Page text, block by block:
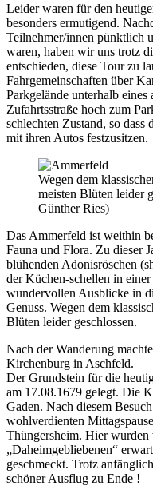
Leider waren für den
besonders ermutigend.
Teilnehmer/innen pünktlich
waren, haben wir uns trotz
entschieden, diese Tour zu
Fahrgemeinschaften über
Parkgelände unterhalb eines
Zufahrtsstraße hoch zum
schlechten Zustand, so dass
mit ihren Autos festzusitzen.
Wegen dem
meisten Blüten leider
Günther Ries)
Das Ammerfeld ist weithin
Fauna und Flora. Zu dieser
blühenden Adonisröschen
der Küchen-schellen in
wundervollen Ausblicke in
Genuss. Wegen dem
Blüten leider geschlossen.
Nach der Wanderung
Kirchenburg in Aschfeld.
Der Grundstein für die
am 17.08.1679 gelegt. Die
Gaden. Nach diesem
wohlverdienten
Thüngersheim. Hier wurden
„Daheimgebliebenen“
geschmeckt. Trotz
schöner Ausflug zu Ende !